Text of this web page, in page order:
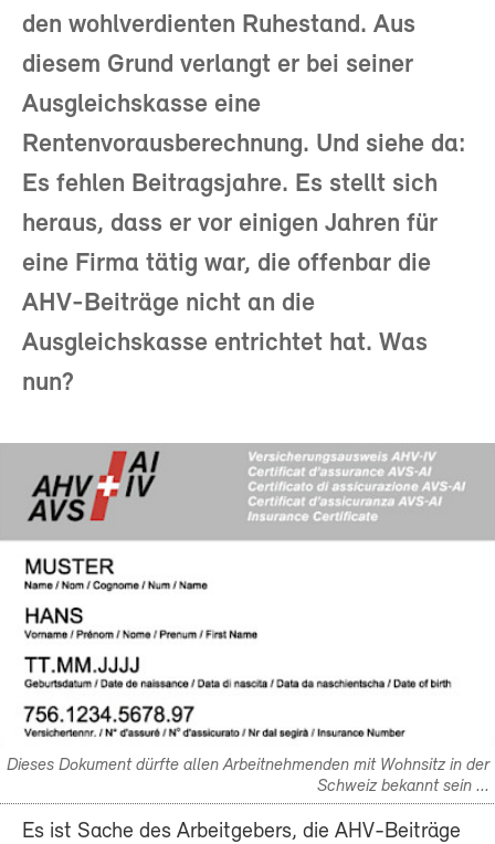
den wohlverdienten Ruhestand. Aus
diesem Grund verlangt er bei seiner
Ausgleichskasse eine
Rentenvorausberechnung. Und siehe da:
Es fehlen Beitragsjahre. Es stellt sich
heraus, dass er vor einigen Jahren für
eine Firma tätig war, die offenbar die
AHV-Beiträge nicht an die
Ausgleichskasse entrichtet hat. Was
nun?
Dieses Dokument dürfte allen Arbeitnehmenden mit Wohnsitz in der
Schweiz bekannt sein ...
Es ist Sache des Arbeitgebers, die AHV-Beiträge